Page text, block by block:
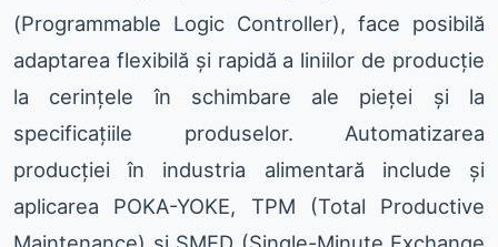
(Programmable Logic Controller), face posibilă
adaptarea flexibilă și rapidă a liniilor de producție
la cerințele în schimbare ale pieței și la
specificațiile produselor. Automatizarea
producției în industria alimentară include și
aplicarea POKA-YOKE, TPM (Total Productive